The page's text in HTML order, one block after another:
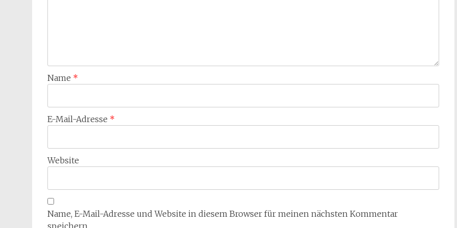
Name *
E-Mail-Adresse *
Website
Name, E-Mail-Adresse und Website in diesem Browser für meinen nächsten Kommentar
speichern.